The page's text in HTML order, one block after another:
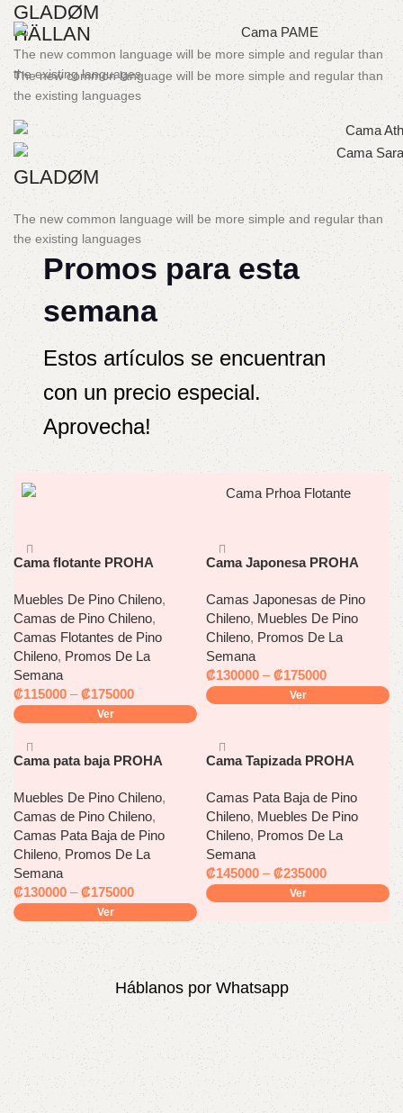
GLADØM
The new common language will be more simple and regular than
the existing languages
HÄLLAN
The new common language will be more simple and regular than
the existing languages
GLADØM
The new common language will be more simple and regular than
the existing languages
Promos para esta
semana
Estos artículos se encuentran
con un precio especial.
Aprovecha!
Cama flotante PROHA
Muebles De Pino Chileno,
Camas de Pino Chileno,
Camas Flotantes de Pino
Chileno, Promos De La
Semana
₡115000 –₡175000
Ver
Cama Japonesa PROHA
Camas Japonesas de Pino
Chileno, Muebles De Pino
Chileno, Promos De La
Semana
₡130000 –₡175000
Ver
Cama pata baja PROHA
Muebles De Pino Chileno,
Camas de Pino Chileno,
Camas Pata Baja de Pino
Chileno, Promos De La
Semana
₡130000 –₡175000
Ver
Cama Tapizada PROHA
Camas Pata Baja de Pino
Chileno, Muebles De Pino
Chileno, Promos De La
Semana
₡145000 –₡235000
Ver
Háblanos por Whatsapp